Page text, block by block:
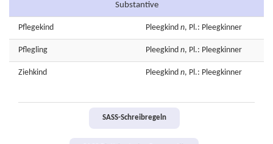
Substantive
Pflegekind Pleegkind n, Pl.: Pleegkinner
Pflegling Pleegkind n, Pl.: Pleegkinner
Ziehkind Pleegkind n, Pl.: Pleegkinner
SASS-Schreibregeln